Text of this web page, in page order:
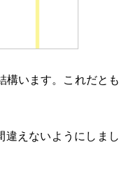
構います。これだとも
違えないようにしまし